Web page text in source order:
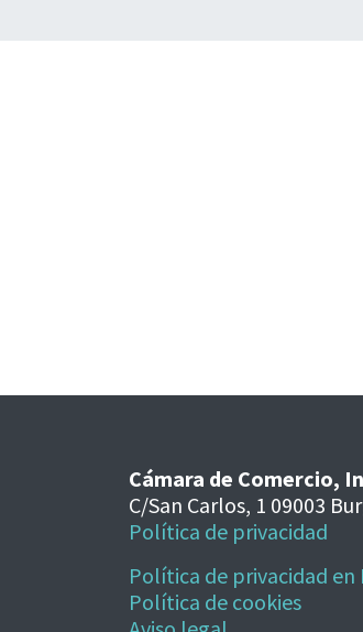
Cámara de Comercio,
C/San Carlos, 1 09003
Política de privacidad
Política de privacidad en
Política de cookies